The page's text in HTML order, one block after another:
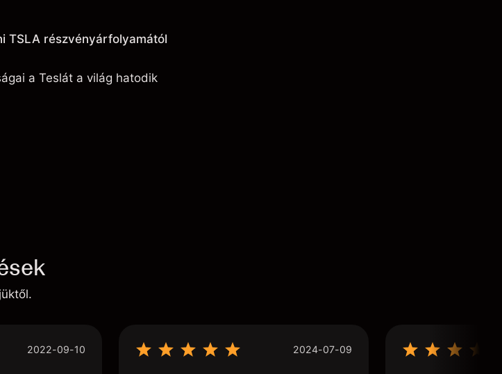
TSLA részvényárfolyamától
a Teslát a világ hatodik
2022-09-10 2024-07-09